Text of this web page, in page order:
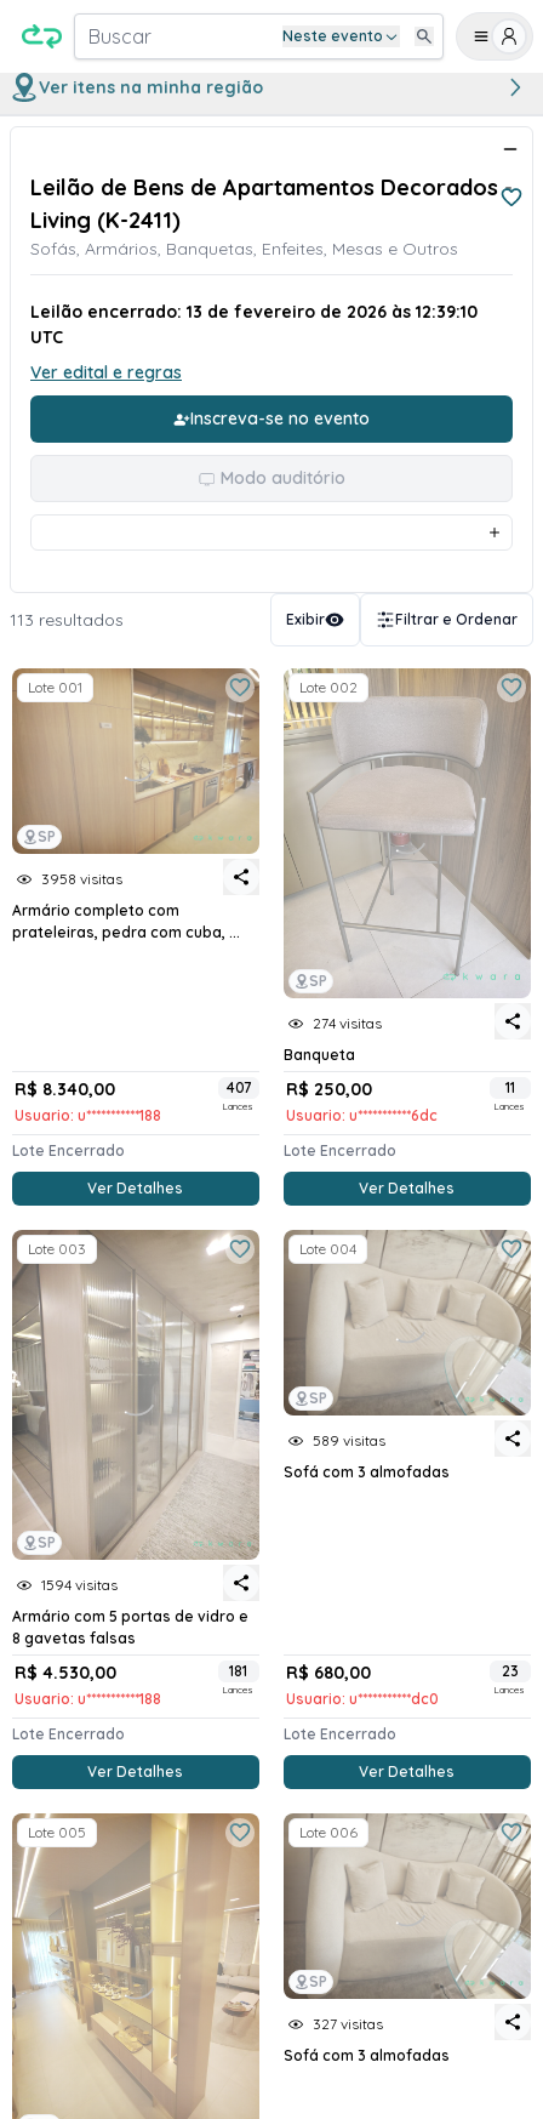
Buscar Neste evento
Ver itens na minha região
Leilão de Bens de Apartamentos Decorados -
Living (K-2411)
Sofás, Armários, Banquetas, Enfeites, Mesas e Outros
Leilão encerrado: 13 de fevereiro de 2026 às 12:39:10
UTC
Ver edital e regras
Inscreva-se no evento
Modo auditório
113 resultados Exibir Filtrar e Ordenar
SP
Lote 001
3958 visitas
Armário completo com
prateleiras, pedra com cuba, ...
R$ 8.340,00
Usuario: u***********188
407
Lances
Lote Encerrado
Ver Detalhes
SP
Lote 002
274 visitas
Banqueta
R$ 250,00
Usuario: u***********6dc
11
Lances
Lote Encerrado
Ver Detalhes
SP
Lote 003
1594 visitas
Armário com 5 portas de vidro e
8 gavetas falsas
R$ 4.530,00
Usuario: u***********188
181
Lances
Lote Encerrado
Ver Detalhes
SP
Lote 004
589 visitas
Sofá com 3 almofadas
R$ 680,00
Usuario: u***********dc0
23
Lances
Lote Encerrado
Ver Detalhes
Lote 005
SP
Lote 006
327 visitas
Sofá com 3 almofadas